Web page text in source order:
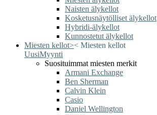
Naisten älykellot
Kosketusnäytölliset älykellot
Hybridi-älykellot
Kunnostetut älykellot
Miesten kellot>< Miesten kellot
UusiMyynti
Suosituimmat miesten merkit
Armani Exchange
Ben Sherman
Calvin Klein
Casio
Daniel Wellington